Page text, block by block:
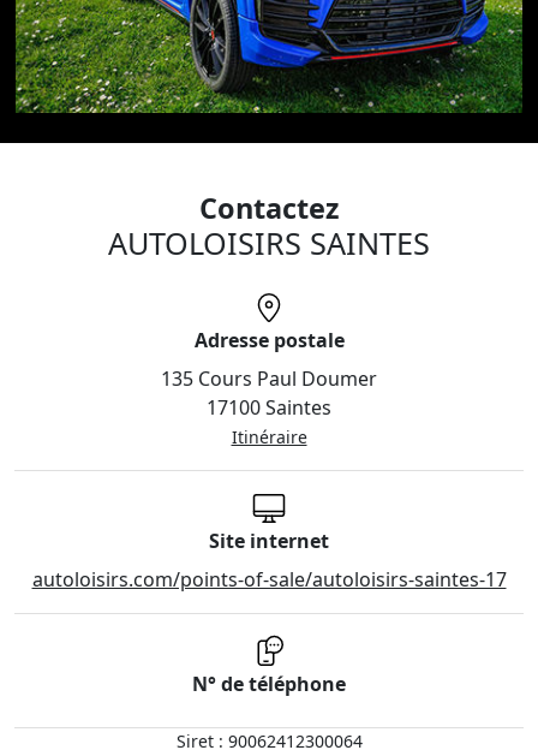
Contactez
AUTOLOISIRS SAINTES
Adresse postale
135 Cours Paul Doumer
17100 Saintes
Itinéraire
Site internet
autoloisirs.com/points-of-sale/autoloisirs-saintes-17
N° de téléphone
Siret : 90062412300064